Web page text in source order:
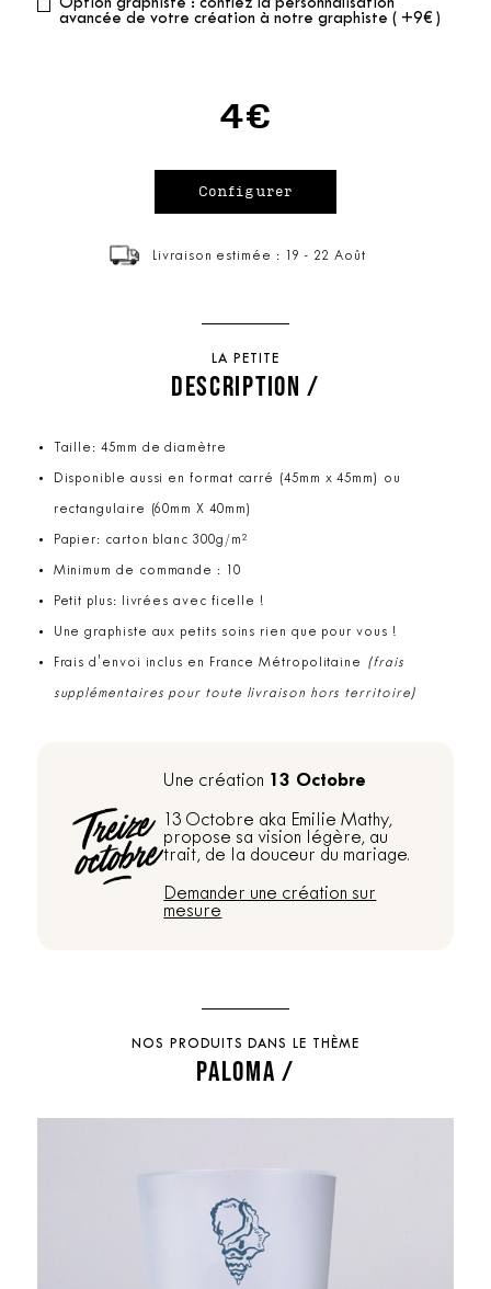
Option graphiste : confiez la personnalisation
avancée de votre création à notre graphiste ( +9€ )
4€
Livraison estimée : 19 - 22 Août
LA PETITE
DESCRIPTION /
Taille: 45mm de diamètre
Disponible aussi en format carré (45mm x 45mm) ou
rectangulaire (60mm X 40mm)
Papier: carton blanc 300g/m²
Minimum de commande : 10
Petit plus: livrées avec ficelle !
Une graphiste aux petits soins rien que pour vous !
Frais d'envoi inclus en France Métropolitaine (frais
supplémentaires pour toute livraison hors territoire)
Une création 13 Octobre
13 Octobre aka Emilie Mathy,
propose sa vision légère, au
trait, de la douceur du mariage.
Demander une création sur
mesure
NOS PRODUITS DANS LE THÈME
PALOMA /